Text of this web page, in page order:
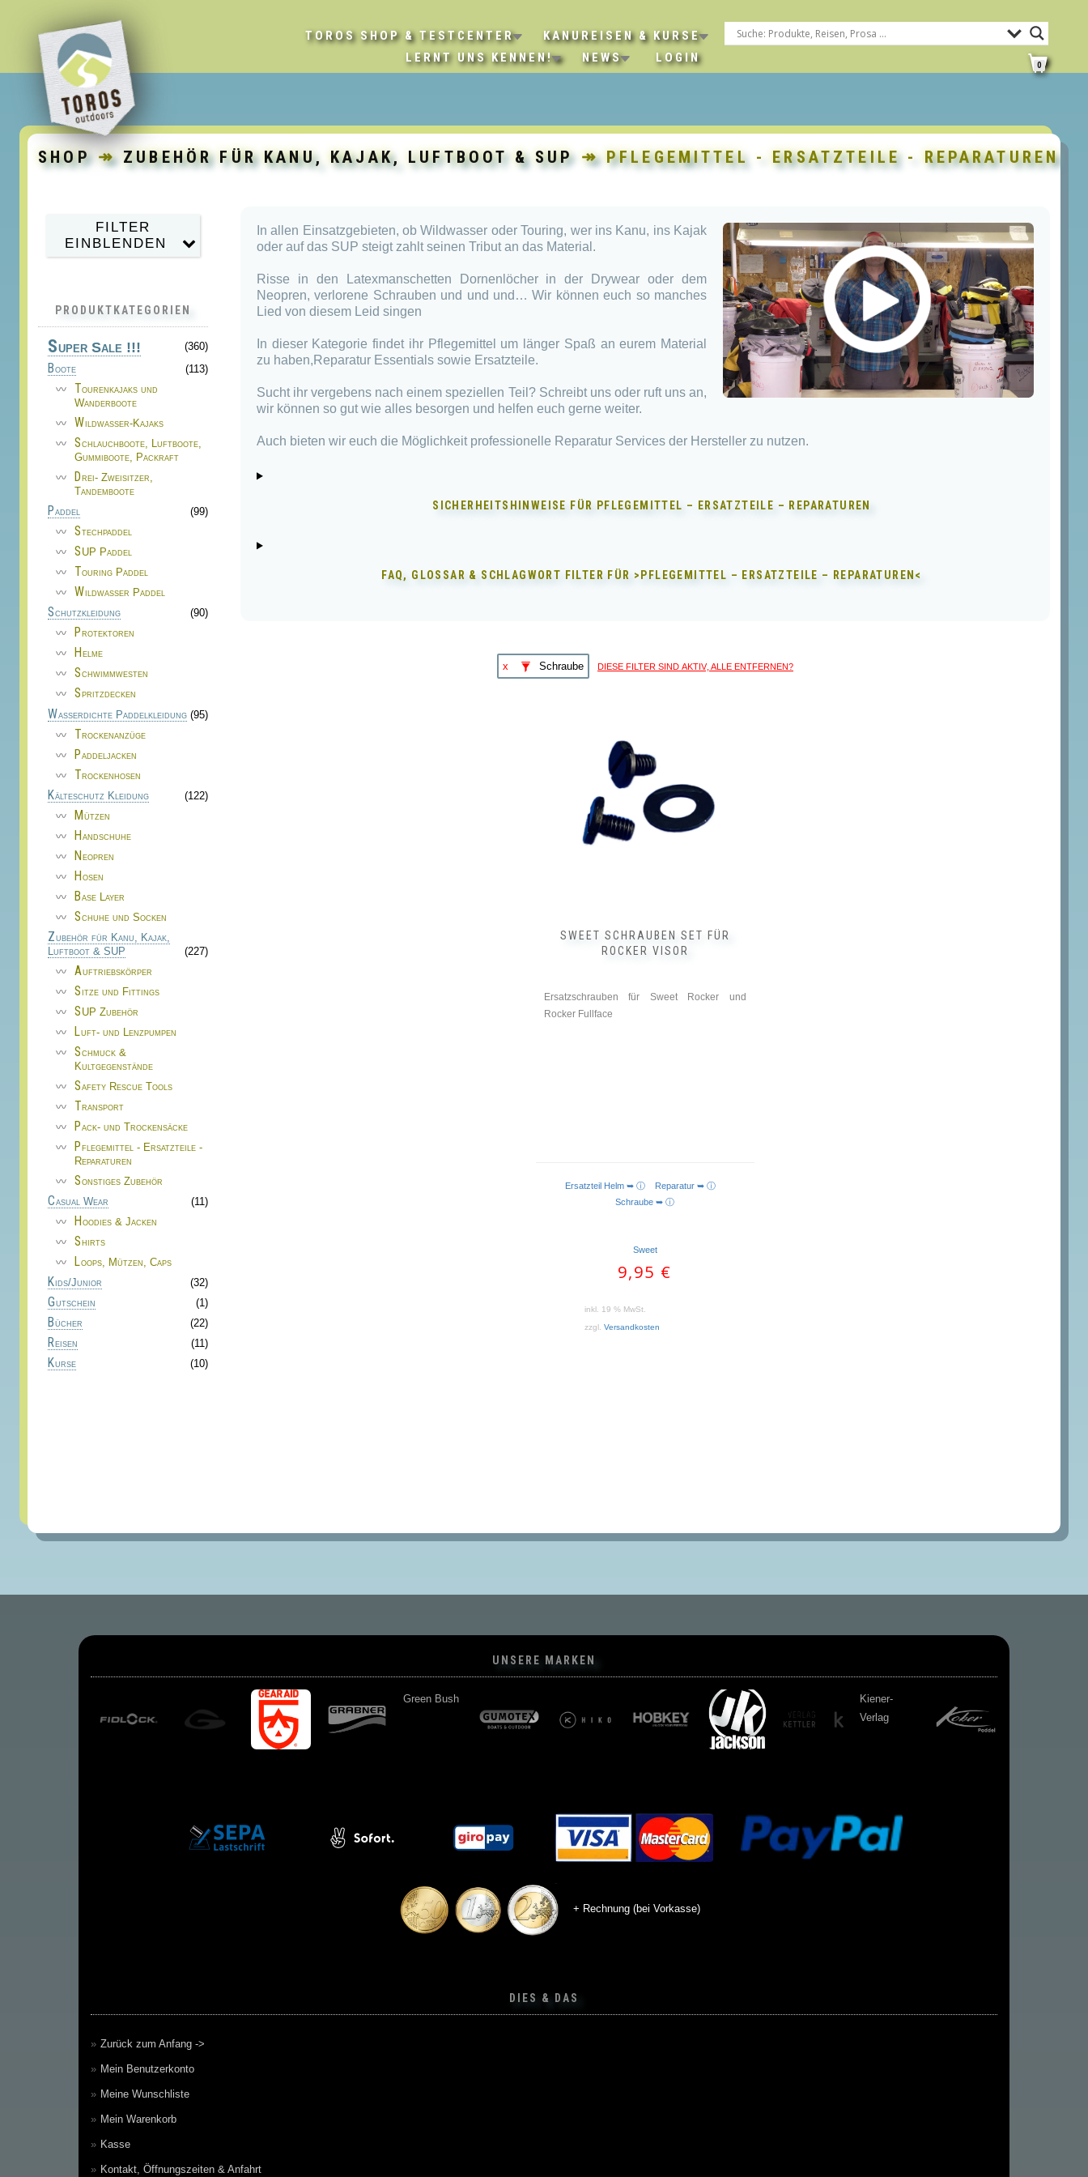
TOROS SHOP & TESTCENTER
KANUREISEN & KURSE
LERNT UNS KENNEN!
NEWS LOGIN
0
SHOP ↠ ZUBEHÖR FÜR KANU, KAJAK, LUFTBOOT & SUP↠ PFLEGEMITTEL - ERSATZTEILE - REPARATUREN
In allen Einsatzgebieten, ob Wildwasser oder Touring, wer ins Kanu, ins Kajak
oder auf das SUP steigt zahlt seinen Tribut an das Material.
Risse in den Latexmanschetten Dornenlöcher in der Drywear oder dem
Neopren, verlorene Schrauben und und und… Wir können euch so manches
Lied von diesem Leid singen
In dieser Kategorie findet ihr Pflegemittel um länger Spaß an eurem Material
zu haben,Reparatur Essentials sowie Ersatzteile.
Sucht ihr vergebens nach einem speziellen Teil? Schreibt uns oder ruft uns an,
wir können so gut wie alles besorgen und helfen euch gerne weiter.
Auch bieten wir euch die Möglichkeit professionelle Reparatur Services der Hersteller zu nutzen.
SICHERHEITSHINWEISE FÜR PFLEGEMITTEL – ERSATZTEILE – REPARATUREN
FAQ, GLOSSAR & SCHLAGWORT FILTER FÜR >PFLEGEMITTEL – ERSATZTEILE – REPARATUREN<
x Schraube diese Filter sind aktiv, ALLE entfernen?
SWEET SCHRAUBEN SET FÜR
ROCKER VISOR
Ersatzschrauben für Sweet Rocker und
Rocker Fullface
Ersatzteil Helm ➥ ⓘ Reparatur ➥ ⓘ
Schraube ➥ ⓘ
Sweet
9,95 €
inkl. 19 % MwSt.
zzgl. Versandkosten
FILTER
EINBLENDEN
PRODUKTKATEGORIEN
Super Sale !!!
(360)
Boote
(113)
Tourenkajaks und
Wanderboote
Wildwasser-Kajaks
Schlauchboote, Luftboote,
Gummiboote, Packraft
Drei- Zweisitzer,
Tandemboote
Paddel
(99)
Stechpaddel
SUP Paddel
Touring Paddel
Wildwasser Paddel
Schutzkleidung
(90)
Protektoren
Helme
Schwimmwesten
Spritzdecken
Wasserdichte Paddelkleidung (95)
Trockenanzüge
Paddeljacken
Trockenhosen
Kälteschutz Kleidung
(122)
Mützen
Handschuhe
Neopren
Hosen
Base Layer
Schuhe und Socken
Zubehör für Kanu, Kajak,
Luftboot & SUP
(227)
Auftriebskörper
Sitze und Fittings
SUP Zubehör
Luft- und Lenzpumpen
Schmuck &
Kultgegenstände
Safety Rescue Tools
Transport
Pack- und Trockensäcke
Pflegemittel - Ersatzteile -
Reparaturen
Sonstiges Zubehör
Casual Wear
(11)
Hoodies & Jacken
Shirts
Loops, Mützen, Caps
Kids/Junior
(32)
Gutschein
(1)
Bücher
(22)
Reisen
(11)
Kurse
(10)
UNSERE MARKEN
Green Bush
Kiener-
Verlag
+ Rechnung (bei Vorkasse)
DIES & DAS
Zurück zum Anfang ->
Mein Benutzerkonto
Meine Wunschliste
Mein Warenkorb
Kasse
Kontakt, Öffnungszeiten & Anfahrt